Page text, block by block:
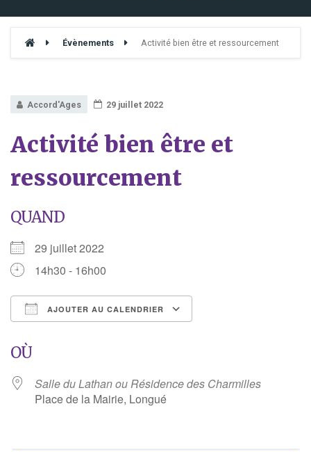
Évènements Activité bien être et ressourcement
Accord'Ages 29 juillet 2022
Activité bien être et
ressourcement
QUAND
29 juillet 2022
14h30 - 16h00
AJOUTER AU CALENDRIER
OÙ
Salle du Lathan ou Résidence des Charmilles
Place de la Mairie, Longué